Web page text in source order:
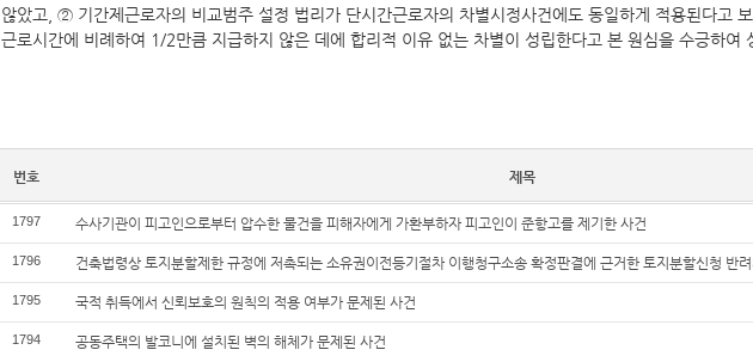
않았고, ② 기간제근로자의 비교범주 설정 법리가 단시간근로자의 차별시정사건에도 동일하게 적용된다고
근로시간에 비례하여 1/2만큼 지급하지 않은 데에 합리적 이유 없는 차별이 성립한다고 본 원심을 수긍하여
번호 제목
1797 수사기관이 피고인으로부터 압수한 물건을 피해자에게 가환부하자 피고인이 준항고를 제기한 사건
1796 건축법령상 토지분할제한 규정에 저촉되는 소유권이전등기절차 이행청구소송 확정판결에 근거한 토지분할신청 반
1795 국적 취득에서 신뢰보호의 원칙의 적용 여부가 문제된 사건
1794 공동주택의 발코니에 설치된 벽의 해체가 문제된 사건